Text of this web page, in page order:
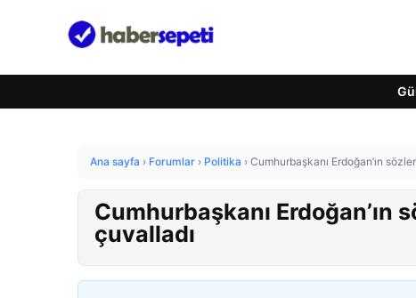
Ana sayfa › Forumlar › Politika › Cumhurbaşkanı Erdoğan’ın
Cumhurbaşkanı
çuvalladı